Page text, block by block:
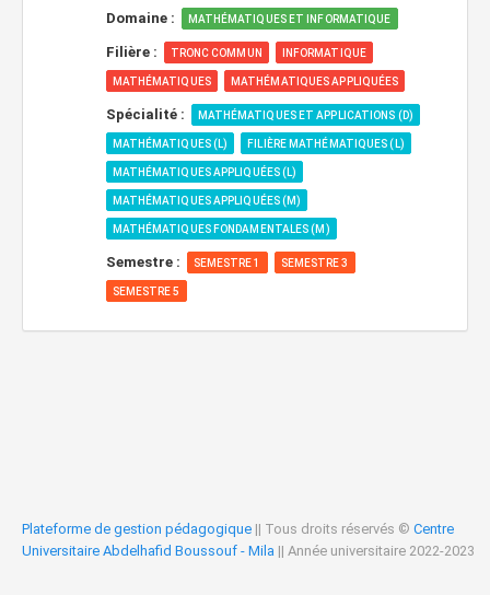
Domaine : MATHÉMATIQUES ET INFORMATIQUE
Filière : TRONC COMMUN INFORMATIQUE
MATHÉMATIQUES MATHÉMATIQUES APPLIQUÉES
Spécialité : MATHÉMATIQUES ET APPLICATIONS (D)
MATHÉMATIQUES (L) FILIÈRE MATHÉMATIQUES (L)
MATHÉMATIQUES APPLIQUÉES (L)
MATHÉMATIQUES APPLIQUÉES (M)
MATHÉMATIQUES FONDAMENTALES (M)
Semestre : SEMESTRE 1 SEMESTRE 3
SEMESTRE 5
Plateforme de gestion pédagogique || Tous droits réservés © Centre
Universitaire Abdelhafid Boussouf - Mila || Année universitaire 2022-2023